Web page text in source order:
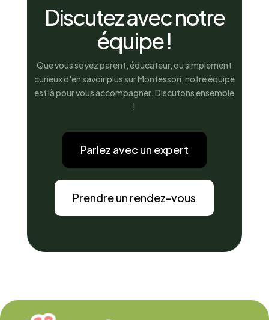
Discutez avec notre
équipe !
Que vous soyez parent, éducateur, ou simplement
curieux d'en savoir plus sur Montessori, notre équipe
est là pour vous accompagner. Discutons ensemble
!
Parlez avec un expert
Prendre un rendez-vous